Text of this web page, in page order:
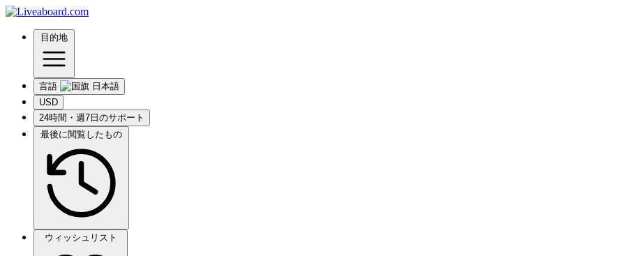
目的地
言語
USD
24時間・週7日のサポート
最後に閲覧したもの
ウィッシュリスト